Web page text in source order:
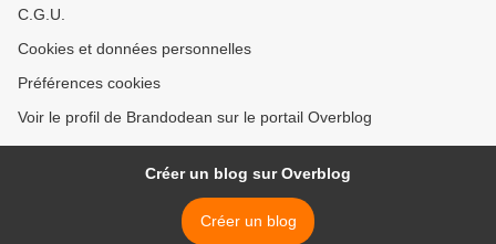
C.G.U.
Cookies et données personnelles
Préférences cookies
Voir le profil de Brandodean sur le portail Overblog
Créer un blog sur Overblog
Créer un blog